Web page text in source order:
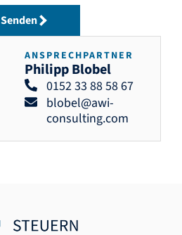
Senden
ANSPRECHPARTNER
Philipp Blobel
0152 33 88 58 67
blobel@awi-
consulting.com